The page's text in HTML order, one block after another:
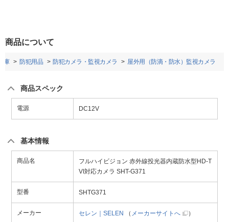
商品について
庫 防犯用品 防犯カメラ・監視カメラ 屋外用（防滴・防水）監視カメラ
商品スペック
電源 DC12V
基本情報
商品名
フルハイビジョン 赤外線投光器内蔵防水型HD-T
VI対応カメラ SHT-G371
型番 SHTG371
メーカー セレン｜SELEN （ メーカーサイトへ ）